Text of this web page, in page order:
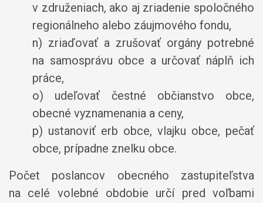
v združeniach, ako aj zriadenie spoločného
regionálneho alebo záujmového fondu,
n) zriaďovať a zrušovať orgány potrebné
na samosprávu obce a určovať náplň ich
práce,
o) udeľovať čestné občianstvo obce,
obecné vyznamenania a ceny,
p) ustanoviť erb obce, vlajku obce, pečať
obce, prípadne znelku obce.
Počet poslancov obecného zastupiteľstva
na celé volebné obdobie určí pred voľbami